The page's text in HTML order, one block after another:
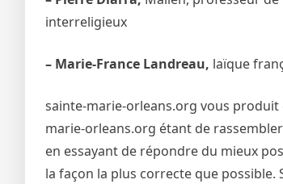
interreligieux
– Marie-France Landreau, laïque
sainte-marie-orleans.org vous produit
marie-orleans.org étant de
en essayant de répondre du mieux
la façon la plus correcte que